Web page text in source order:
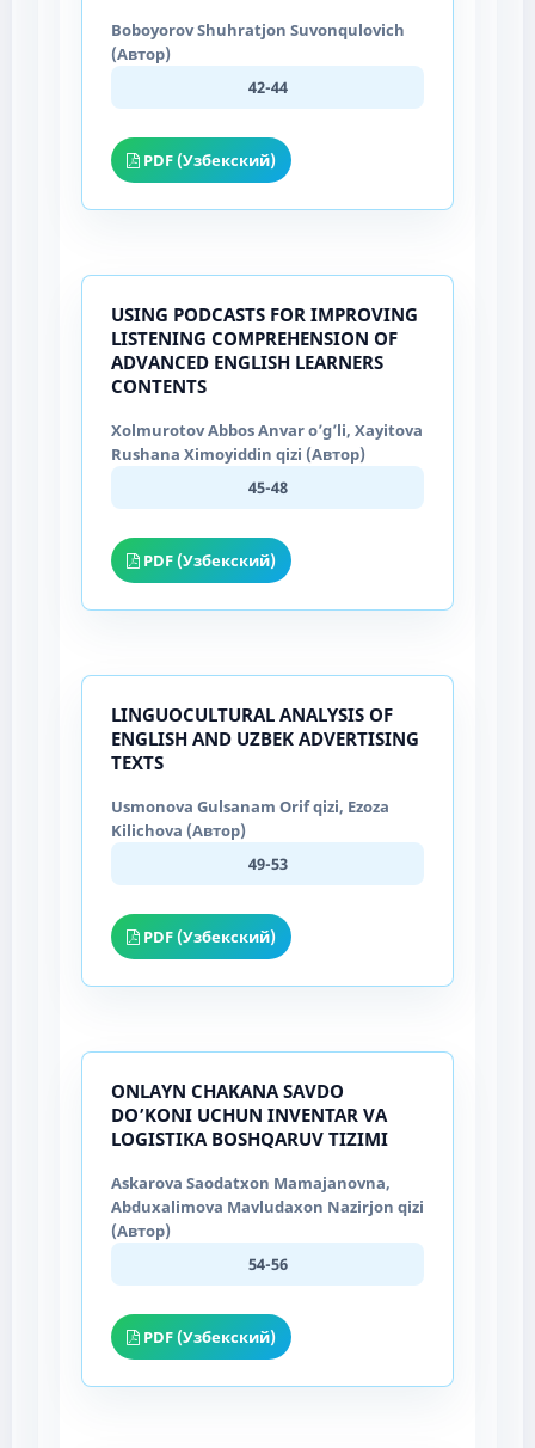
Boboyorov Shuhratjon Suvonqulovich
(Автор)
42-44
PDF (Узбекский)
USING PODCASTS FOR IMPROVING
LISTENING COMPREHENSION OF
ADVANCED ENGLISH LEARNERS
CONTENTS
Xolmurotov Abbos Anvar o’g’li, Xayitova
Rushana Ximoyiddin qizi (Автор)
45-48
PDF (Узбекский)
LINGUOCULTURAL ANALYSIS OF
ENGLISH AND UZBEK ADVERTISING
TEXTS
Usmonova Gulsanam Orif qizi, Ezoza
Kilichova (Автор)
49-53
PDF (Узбекский)
ONLAYN CHAKANA SAVDO
DO’KONI UCHUN INVENTAR VA
LOGISTIKA BOSHQARUV TIZIMI
Askarova Saodatxon Mamajanovna,
Abduxalimova Mavludaxon Nazirjon qizi
(Автор)
54-56
PDF (Узбекский)